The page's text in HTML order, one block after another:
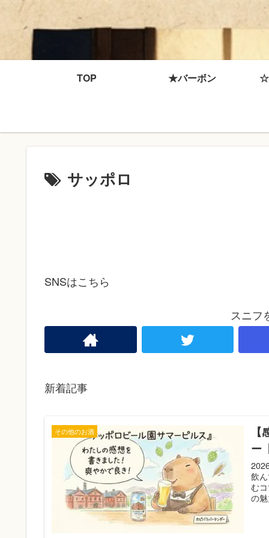
TOP ★バーボン ☆
サッポロ
SNSはこちら
スニフ
新着記事
その他のお酒
ー
飲
む
の